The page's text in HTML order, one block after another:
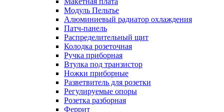
Модуль Пельтье
Алюминиевый радиатор охлаждения
Патч-панель
Распределительный щит
Колодка розеточная
Ручка приборная
Втулка под транзистор
Ножки приборные
Разветвитель для розетки
Регулируемые опоры
Розетка разборная
Феррит